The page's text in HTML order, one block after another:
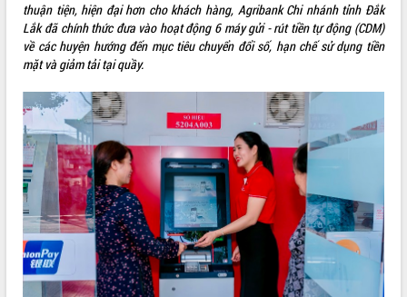
SỞ, BAN, NGÀNH
UBND CÁC XÃ, PHƯỜNG
HỆ THỐNG VĂN BẢN
VĂN BẢN HĐND TỈNH
ĐIỂM TIN VĂN BẢN
QUY HOẠCH - KẾ HOẠCH
thuận tiện, hiện đại hơn cho khách hàng, Agribank Chi nhánh tỉnh Đắk
Lắk đã chính thức đưa vào hoạt động 6 máy gửi - rút tiền tự động (CDM)
về các huyện hướng đến mục tiêu chuyển đổi số, hạn chế sử dụng tiền
mặt và giảm tải tại quầy.